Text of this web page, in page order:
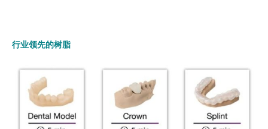
行业领先的树脂